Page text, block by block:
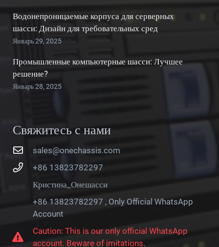
Водонепроницаемые корпуса для серверных
шасси: Дизайн для требовательных сред
Январь 29, 2025
Промышленные компьютерные шасси: Лучшее
решение?
Январь 28, 2025
Свяжитесь с нами
sales@onechassis.com
+86 13823782297
Кристина_Онешасси
+86 13823782297 , Only Official WhatsApp
Account
Caution: This is our only official WhatsApp
account. Beware of imitations.